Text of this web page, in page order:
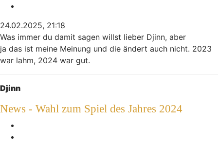
24.02.2025, 21:18
Was immer du damit sagen willst lieber Djinn, aber
ja das ist meine Meinung und die ändert auch nicht. 2023
war lahm, 2024 war gut.
Djinn
News - Wahl zum Spiel des Jahres 2024